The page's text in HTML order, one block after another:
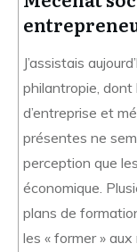
J’assistais
philantropie, dont
d’entreprise et
présentes ne
perception que
économique.
plans de
les « former »